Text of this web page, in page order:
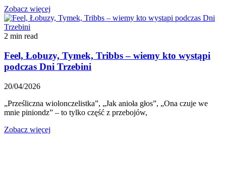
Zobacz więcej
2 min read
Feel, Łobuzy, Tymek, Tribbs – wiemy kto wystąpi
podczas Dni Trzebini
20/04/2026
„Prześliczna wiolonczelistka”, „Jak anioła głos”, „Ona czuje we
mnie piniondz” – to tylko część z przebojów,
Zobacz więcej